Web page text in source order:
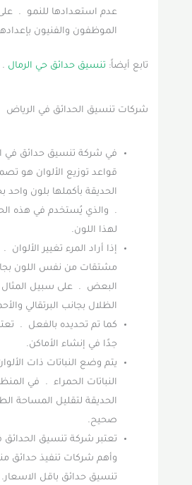
عدم استعدادها للنمو .
الموظفون والفنيون
تابع أيضاً: تنسيق حدائق حي الرمال .
شركات تنسيق الحدائق في الرياض
في شركة تنسيق حدائق في
قواعد توزيع الألوان هو
الحديقة بأكملها بلون واحد
. والذي يُستخدم في هذه
لهذا اللون.
إذا أراد المرء تغيير
مشتقات من نفس اللون
البعض . على سبيل
الظلال بجانب البرتقالي
كما تم تحديده بالفعل .
جدًا في إنشاء الأماكن.
يتم وضع النباتات ذات
النباتات الحمراء . في
الحديقة لتقليل المساحة
صحيح.
تعتبر شركة تنسيق الحدائق
وأهم شركات تنفيذ حدائق
تنسيق حدائق باقل الاسعار.